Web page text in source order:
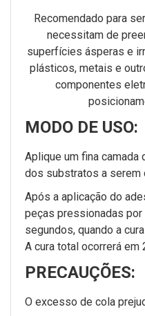
Recomendado para
necessitam de
superfícies ásperas e
plásticos, metais e
componentes
MODO DE USO:
Aplique um fina camada
dos substratos a serem
Após a aplicação do
peças pressionadas
segundos, quando a
A cura total ocorrerá em
PRECAUÇÕES:
O excesso de cola